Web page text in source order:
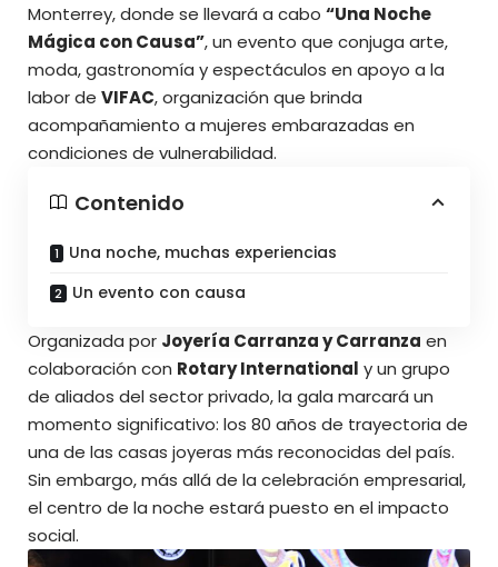
Monterrey, donde se llevará a cabo “Una Noche
Mágica con Causa”, un evento que conjuga arte,
moda, gastronomía y espectáculos en apoyo a la
labor de VIFAC, organización que brinda
acompañamiento a mujeres embarazadas en
condiciones de vulnerabilidad.
Contenido
Una noche, muchas experiencias
Un evento con causa
Organizada por Joyería Carranza y Carranza en
colaboración con Rotary International y un grupo
de aliados del sector privado, la gala marcará un
momento significativo: los 80 años de trayectoria de
una de las casas joyeras más reconocidas del país.
Sin embargo, más allá de la celebración empresarial,
el centro de la noche estará puesto en el impacto
social.